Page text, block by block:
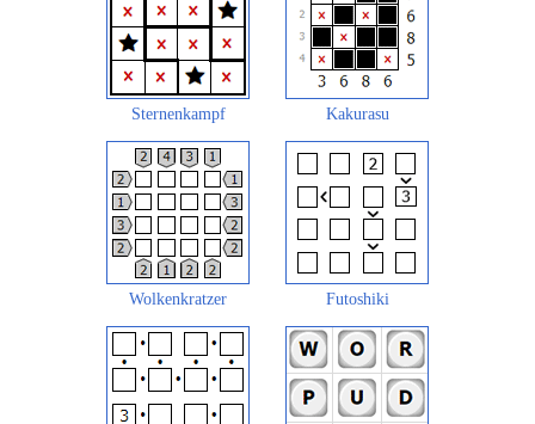
Sternenkampf Kakurasu
Wolkenkratzer Futoshiki